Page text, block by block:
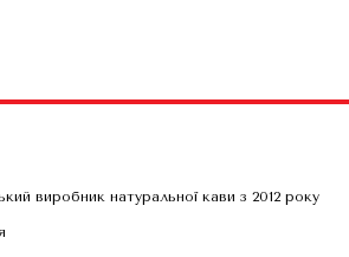
виробник натуральної кави з 2012 року